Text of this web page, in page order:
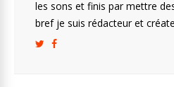
o
k
n
k
g
er
les sons et finis par mettre
bref je suis rédacteur et